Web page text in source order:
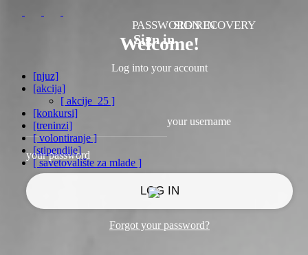
Sign in
[njuz]
[akcija]
[ akcije_25 ]
[konkursi]
[treninzi]
[ volontiranje ]
[stipendije]
[ savetovalište za mlade ]
SIGN IN
Welcome!
Log into your account
your username
your password
Forgot your password?
PASSWORD RECOVERY